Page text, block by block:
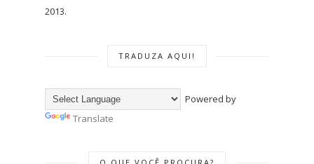
2013.
TRADUZA AQUI!
Powered by
Translate